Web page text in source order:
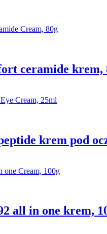
ceramide krem,
krem pod
all in one krem,